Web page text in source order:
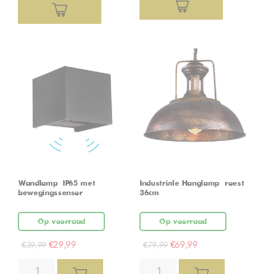
Wandlamp – IP65 met
bewegingssensor
Op voorraad
€39,99 €29,99
Industriële Hanglamp – roest –
36cm
Op voorraad
€79,99 €69,99